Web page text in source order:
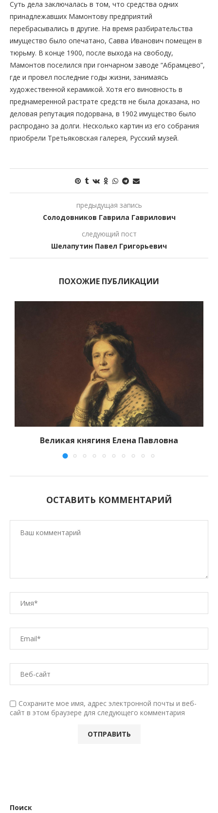
Суть дела заключалась в том, что средства одних
принадлежавших Мамонтову предприятий
перебрасывались в другие. На время разбирательства
имущество было опечатано, Савва Иванович помещен в
тюрьму. В конце 1900, после выхода на свободу,
Мамонтов поселился при гончарном заводе “Абрамцево”,
где и провел последние годы жизни, занимаясь
художественной керамикой. Хотя его виновность в
преднамеренной растрате средств не была доказана, но
деловая репутация подорвана, в 1902 имущество было
распродано за долги. Несколько картин из его собрания
приобрели Третьяковская галерея, Русский музей.
предыдущая запись
Солодовников Гаврила Гаврилович
следующий пост
Шелапутин Павел Григорьевич
ПОХОЖИЕ ПУБЛИКАЦИИ
Великая княгиня Елена Павловна
ОСТАВИТЬ КОММЕНТАРИЙ
Сохраните мое имя, адрес электронной почты и веб-
сайт в этом браузере для следующего комментария
Поиск